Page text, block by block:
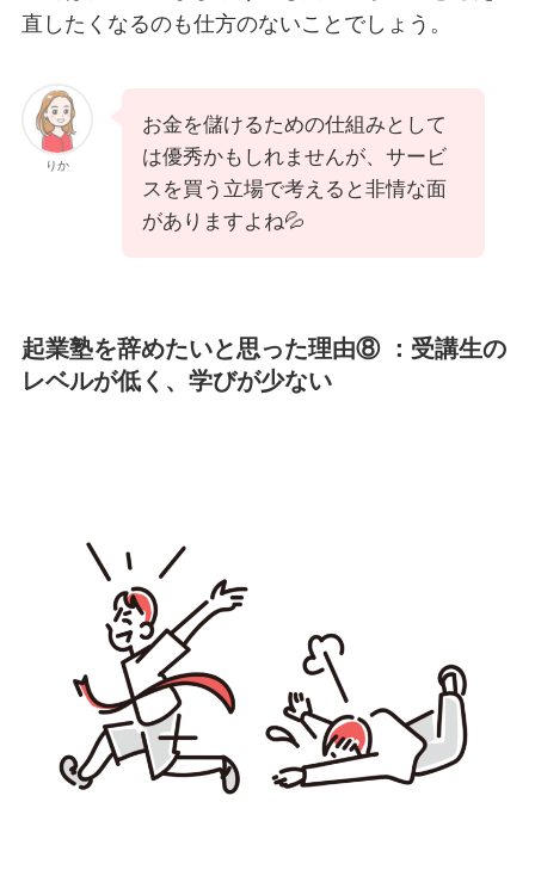
直したくなるのも仕方のないことでしょう。
りか
お金を儲けるための仕組みとして
は優秀かもしれませんが、サービ
スを買う立場で考えると非情な面
がありますよね💦
起業塾を辞めたいと思った理由⑧ ：受講生の
レベルが低く、学びが少ない